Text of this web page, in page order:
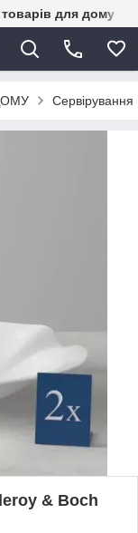
для дому
Сервірування
& Boch